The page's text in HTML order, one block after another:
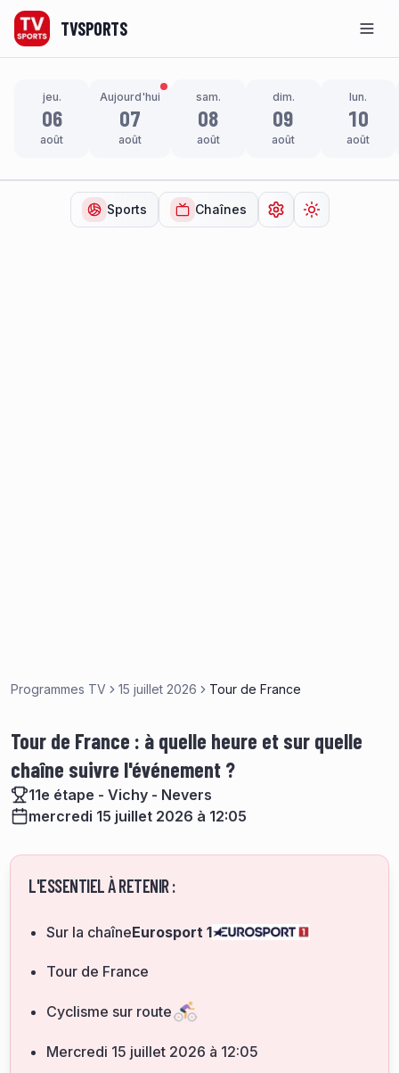
TVSPORTS
jeu.
06
août
Aujourd'hui
07
août
sam.
08
août
dim.
09
août
lun.
10
août
Sports Chaînes Ouvrir lesChanger de
Programmes TV 15 juillet 2026 Tour de France
Tour de France : à quelle heure et sur quelle
chaîne suivre l'événement ?
11e étape - Vichy - Nevers
mercredi 15 juillet 2026 à 12:05
L'ESSENTIEL À RETENIR :
Sur la chaîneEurosport 1
Tour de France
Cyclisme sur route
mercredi 15 juillet 2026 à 12:05